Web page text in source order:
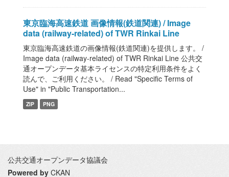
東京臨海高速鉄道 画像情報(鉄道関連) / Image
data (railway-related) of TWR Rinkai Line
東京臨海高速鉄道の画像情報(鉄道関連)を提供します。 /
Image data (railway-related) of TWR Rinkai Line 公共交
通オープンデータ基本ライセンスの特定利用条件をよく
読んで、ご利用ください。 / Read "Specific Terms of
Use" in "Public Transportation...
ZIP PNG
公共交通オープンデータ協議会
Powered by CKAN